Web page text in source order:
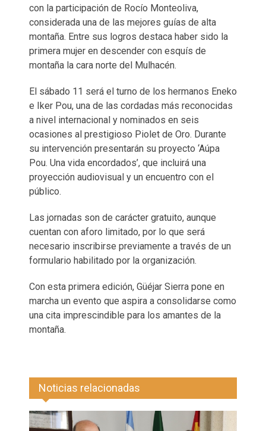
con la participación de Rocío Monteoliva,
considerada una de las mejores guías de alta
montaña. Entre sus logros destaca haber sido la
primera mujer en descender con esquís de
montaña la cara norte del Mulhacén.
El sábado 11 será el turno de los hermanos Eneko
e Iker Pou, una de las cordadas más reconocidas
a nivel internacional y nominados en seis
ocasiones al prestigioso Piolet de Oro. Durante
su intervención presentarán su proyecto ‘Aúpa
Pou. Una vida encordados’, que incluirá una
proyección audiovisual y un encuentro con el
público.
Las jornadas son de carácter gratuito, aunque
cuentan con aforo limitado, por lo que será
necesario inscribirse previamente a través de un
formulario habilitado por la organización.
Con esta primera edición, Güéjar Sierra pone en
marcha un evento que aspira a consolidarse como
una cita imprescindible para los amantes de la
montaña.
Noticias relacionadas